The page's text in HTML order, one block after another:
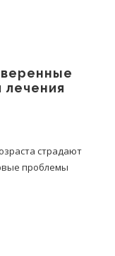
страдают
проблемы